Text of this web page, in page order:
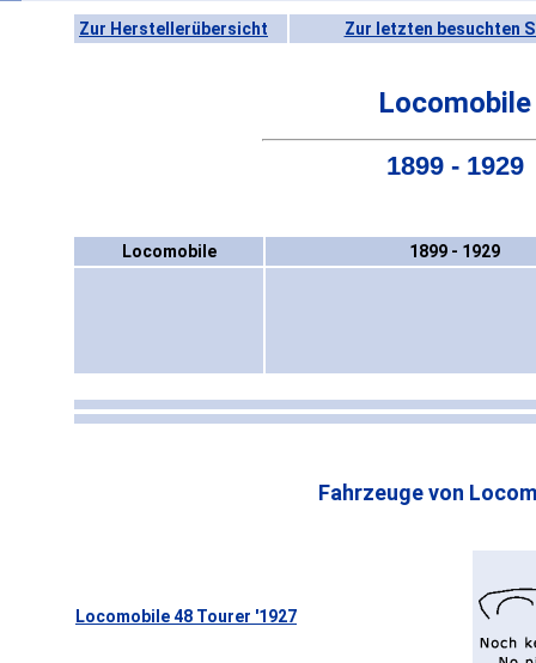
Zur Herstellerübersicht Zur letzten besuchten
Locomobile
1899 - 1929
Locomobile 1899 - 1929
Fahrzeuge von
Locomobile 48 Tourer '1927